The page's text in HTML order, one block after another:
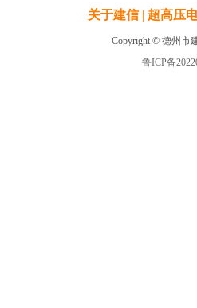
关于建信 | 超高压
Copyright © 德州市
鲁ICP备